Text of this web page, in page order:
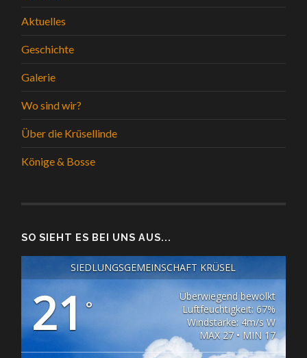
Aktuelles
Geschichte
Galerie
Wo sind wir?
Über die Krüsellinde
Könige & Bosse
SO SIEHT ES BEI UNS AUS...
SIEDLUNGSGEMEINSCHAFT KRÜSEL
21°
Überwiegend bewölkt
Luftfeuchtigkeit: 67%
Windstärke: 4m/s W
MAX 27 • MIN 17